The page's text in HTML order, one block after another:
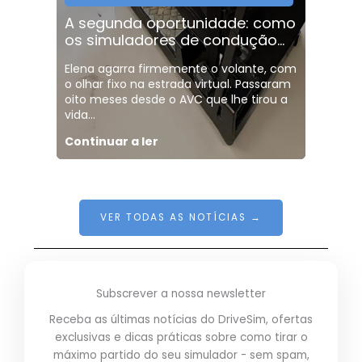
A segunda oportunidade: como
os simuladores de condução...
Elena agarra firmemente o volante, com
o olhar fixo na estrada virtual. Passaram
oito meses desde o AVC que lhe tirou a
vida...
Continuar a ler
VER TODAS AS NOTÍCIAS →
Subscrever a nossa newsletter
Receba as últimas notícias do DriveSim, ofertas
exclusivas e dicas práticas sobre como tirar o
máximo partido do seu simulador - sem spam,